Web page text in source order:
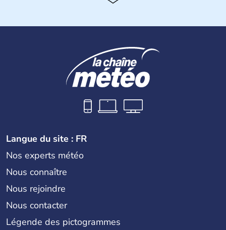
Langue du site : FR
Nos experts météo
Nous connaître
Nous rejoindre
Nous contacter
Légende des pictogrammes